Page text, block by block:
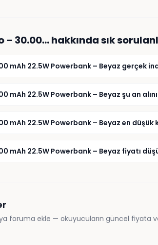
– 30.00…hakkında sık
mAh 22.5W Powerbank – Beyaz gerçek
mAh 22.5W Powerbank – Beyaz şu an
mAh 22.5W Powerbank – Beyaz en düşük
mAh 22.5W Powerbank – Beyaz fiyatı
foruma ekle — okuyucuların güncel fiyata